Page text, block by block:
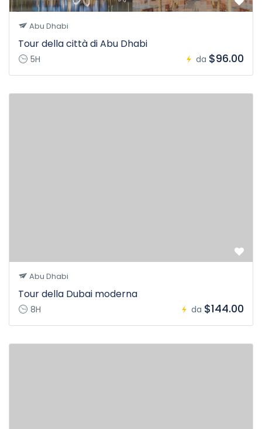
Abu Dhabi
Tour della città di Abu Dhabi
5H da $96.00
Abu Dhabi
Tour della Dubai moderna
8H da $144.00